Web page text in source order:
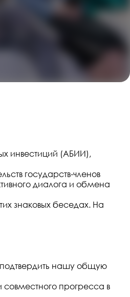
инвестиций (АБИИ),
государств-членов
диалога и обмена
знаковых беседах. На
подтвердить нашу общую
прогресса в